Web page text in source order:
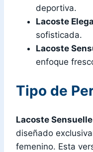
deportiva.
Lacoste
sofisticada.
Lacoste
enfoque
Tipo de
Lacoste Sensuelle
diseñado
femenino. Esta